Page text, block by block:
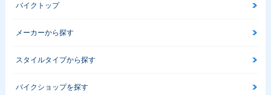
バイクトップ
メーカーから探す
スタイルタイプから探す
バイクショップを探す